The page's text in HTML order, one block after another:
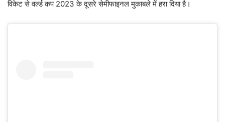
विकेट से वर्ल्ड कप 2023 के दूसरे सेमीफाइनल मुकाबले में हरा दिया है।